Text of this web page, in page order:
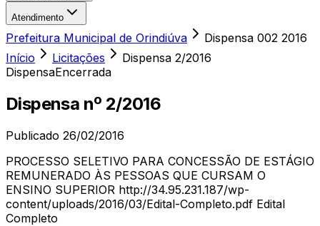
Atendimento
Prefeitura Municipal de Orindiúva
Dispensa 002 2016
Início
Licitações Dispensa 2/2016
DispensaEncerrada
Dispensa nº 2/2016
Publicado 26/02/2016
PROCESSO SELETIVO PARA CONCESSÃO DE ESTÁGIO
REMUNERADO ÀS PESSOAS QUE CURSAM O
ENSINO SUPERIOR http://34.95.231.187/wp-
content/uploads/2016/03/Edital-Completo.pdf Edital
Completo